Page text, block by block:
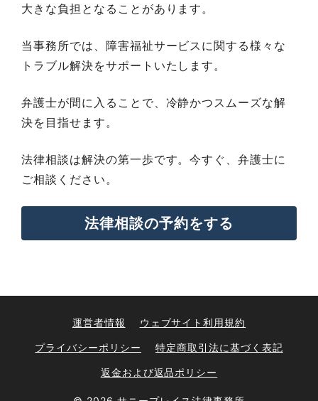
大きな負担となることがあります。
当事務所では、障害福祉サービスに関する様々な
トラブル解決をサポートいたします。
弁護士が間に入ることで、冷静かつスムーズな解
決を目指せます。
法律相談は解決の第一歩です。今すぐ、弁護士に
ご相談ください。
法律相談の予約をする
運営者情報 ウェブサイト利用規約
プライバシーポリシー 特定商取引法に基づく表記
返金および返品ポリシー